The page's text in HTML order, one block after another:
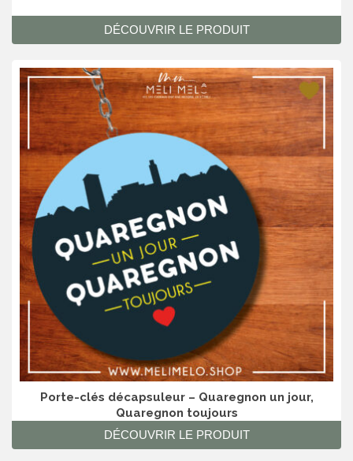
DÉCOUVRIR LE PRODUIT
Porte-clés décapsuleur – Quaregnon un jour,
Quaregnon toujours
DÉCOUVRIR LE PRODUIT